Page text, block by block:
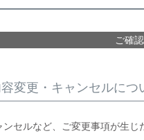
ご確
変更・キャンセルにつ
セルなど、ご変更事項が生